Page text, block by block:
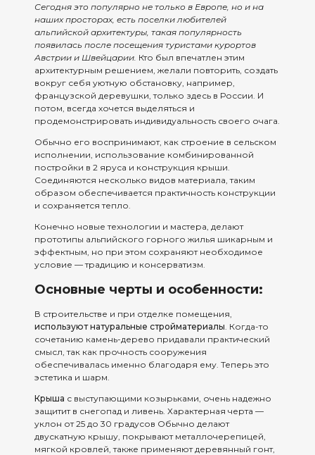
Сегодня это популярно не только в Европе, но и на
наших просторах, есть поселки любителей
альпийской архитектуры, такая популярность
появилась после посещения туристами курортов
Австрии и Швейцарии. Кто был впечатлен этим
архитектурным решением, желали повторить, создать
вокруг себя уютную обстановку, например,
французской деревушки, только здесь в России. И
потом, всегда хочется выделяться и
продемонстрировать индивидуальность своего очага.
Обычно его воспринимают, как строение в сельском
исполнении, использование комбинированной
постройки в 2 яруса и конструкция крыши.
Соединяются несколько видов материала, таким
образом обеспечивается практичность конструкции
и сохраняется тепло.
Конечно новые технологии и мастера, делают
прототипы альпийского горного жилья шикарным и
эффектным, но при этом сохраняют необходимое
условие — традицию и консерватизм.
Основные черты и особенности:
В строительстве и при отделке помещения,
используют натуральные стройматериалы . Когда-то
сочетанию камень-дерево придавали практический
смысл, так как прочность сооружения
обеспечивалась именно благодаря ему. Теперь это
эстетика и шарм.
Крыша с выступающими козырьками, очень надежно
защитит в снегопад и ливень. Характерная черта —
уклон от 25 до 30 градусов Обычно делают
двускатную крышу, покрывают металлочерепицей,
мягкой кровлей, также применяют деревянный гонт,